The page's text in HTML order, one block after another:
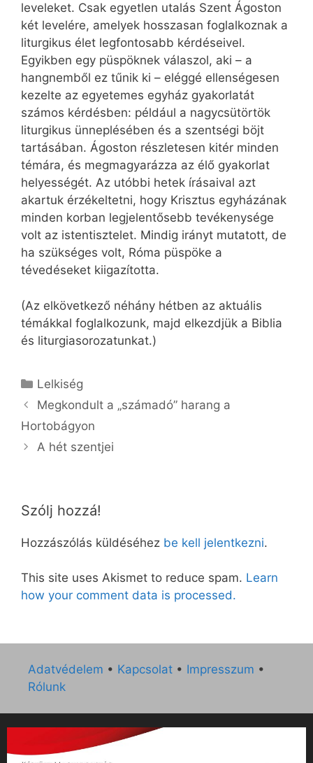
leveleket. Csak egyetlen utalás Szent Ágoston
két levelére, amelyek hosszasan foglalkoznak a
liturgikus élet legfontosabb kérdéseivel.
Egyikben egy püspöknek válaszol, aki – a
hangnemből ez tűnik ki – eléggé ellenségesen
kezelte az egyetemes egyház gyakorlatát
számos kérdésben: például a nagycsütörtök
liturgikus ünneplésében és a szentségi böjt
tartásában. Ágoston részletesen kitér minden
témára, és megmagyarázza az élő gyakorlat
helyességét. Az utóbbi hetek írásaival azt
akartuk érzékeltetni, hogy Krisztus egyházának
minden korban legjelentősebb tevékenysége
volt az istentisztelet. Mindig irányt mutatott, de
ha szükséges volt, Róma püspöke a
tévedéseket kiigazította.
(Az elkövetkező néhány hétben az aktuális
témákkal foglalkozunk, majd elkezdjük a Biblia
és liturgiasorozatunkat.)
Kategória
Lelkiség
Megkondult a „számadó” harang a
Hortobágyon
A hét szentjei
Szólj hozzá!
Hozzászólás küldéséhez be kell jelentkezni.
This site uses Akismet to reduce spam. Learn
how your comment data is processed.
Adatvédelem • Kapcsolat • Impresszum •
Rólunk